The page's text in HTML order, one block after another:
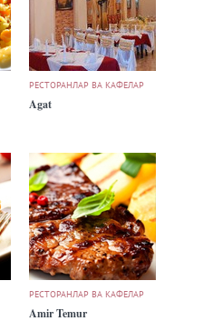
РЕСТОРАНЛАР ВА КАФЕЛАР
Agat
РЕСТОРАНЛАР ВА КАФЕЛАР
Amir Temur